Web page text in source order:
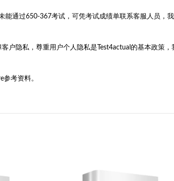
能通过650-367考试，可凭考试成绩单联系客服人员，
户隐私，尊重用户个人隐私是Test4actual的基本政策
考资料。